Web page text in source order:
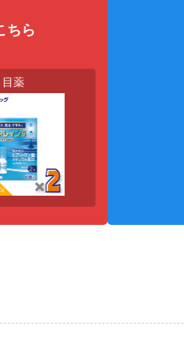
ちら
薬